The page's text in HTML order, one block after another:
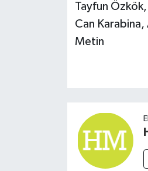
Tayfun Özkök,
Can Karabina,
Metin